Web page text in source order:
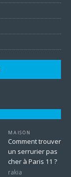
MAISON
Comment trouver
un serrurier pas
cher à Paris 11 ?
rakia